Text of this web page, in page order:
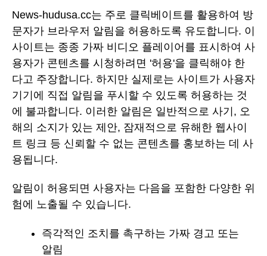
News-hudusa.cc는 주로 클릭베이트를 활용하여 방
문자가 브라우저 알림을 허용하도록 유도합니다. 이
사이트는 종종 가짜 비디오 플레이어를 표시하여 사
용자가 콘텐츠를 시청하려면 '허용'을 클릭해야 한
다고 주장합니다. 하지만 실제로는 사이트가 사용자
기기에 직접 알림을 푸시할 수 있도록 허용하는 것
에 불과합니다. 이러한 알림은 일반적으로 사기, 오
해의 소지가 있는 제안, 잠재적으로 유해한 웹사이
트 링크 등 신뢰할 수 없는 콘텐츠를 홍보하는 데 사
용됩니다.
알림이 허용되면 사용자는 다음을 포함한 다양한 위
험에 노출될 수 있습니다.
즉각적인 조치를 촉구하는 가짜 경고 또는
알림